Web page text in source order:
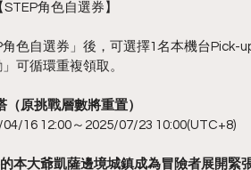
角色自選券】
色自選券」後，可選擇1名本機台Pick-
可循環重複領取。
（原挑戰層數將重置）
16 12:00～2025/07/23 10:00(UTC+8)
本大爺凱薩邊境城鎮成為冒險者展開緊